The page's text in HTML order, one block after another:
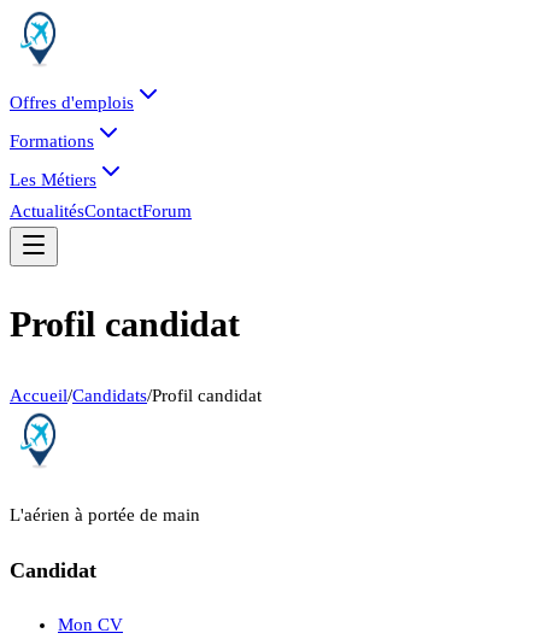
Offres d'emplois
Formations
Les Métiers
ActualitésContactForum
Profil candidat
Accueil/Candidats/Profil candidat
L'aérien à portée de main
Candidat
Mon CV